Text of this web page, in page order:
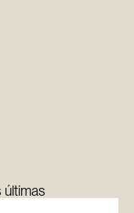
últimas